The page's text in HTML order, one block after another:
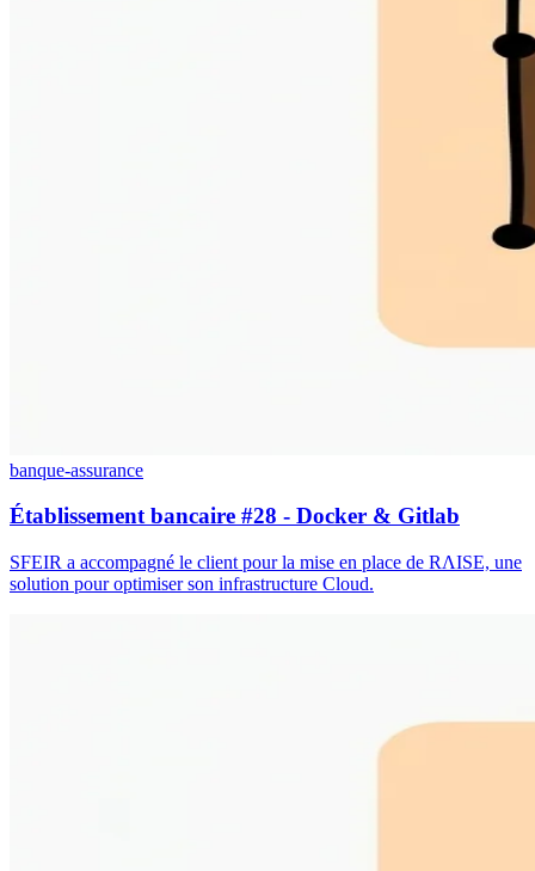
banque-assurance
Établissement bancaire #28 - Docker & Gitlab
SFEIR a accompagné le client pour la mise en place de RΛISE, une
solution pour optimiser son infrastructure Cloud.